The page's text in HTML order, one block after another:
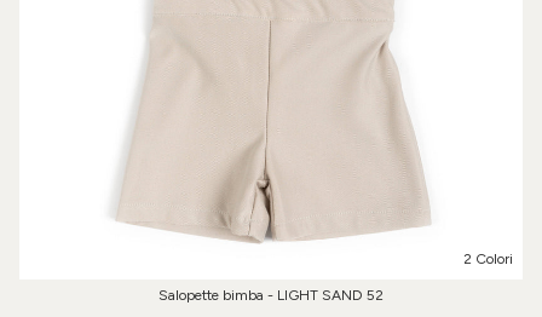
2 Colori
Salopette bimba - LIGHT SAND 52